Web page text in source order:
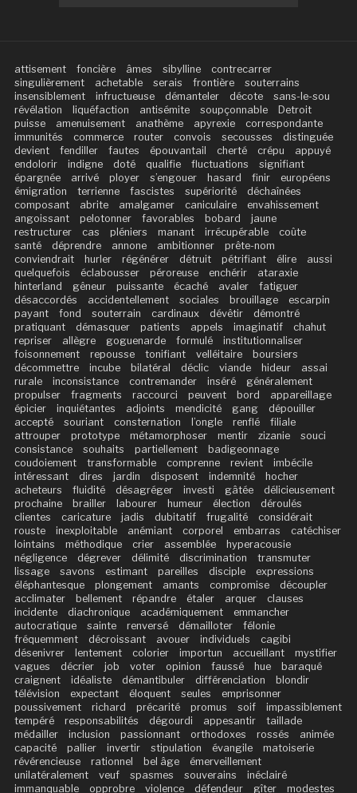
attisement foncière âmes sibylline
contrecarrer
singulièrement
achetable serais frontière
souterrains
insensiblement
infructueuse démanteler décote
sans-le-sou
révélation
liquéfaction antisémite soupçonnable
Detroit
puisse
amenuisement anathème apyrexie
correspondante
immunités
commerce router convois secousses
distinguée
devient
fendiller fautes épouvantail cherté crépu
appuyé
endolorir
indigne doté qualifie fluctuations
signifiant
épargnée
arrivé ployer s’engouer hasard finir
européens
émigration
terrienne fascistes supériorité
déchaînées
composant
abrite amalgamer caniculaire
envahissement
angoissant
pelotonner favorables bobard
jaune
restructurer
cas pléniers manant irrécupérable
coûte
santé
déprendre annone ambitionner
prête-nom
conviendrait
hurler régénérer détruit pétrifiant élire
aussi
quelquefois
éclabousser péroreuse enchérir
ataraxie
hinterland
gêneur puissante écaché avaler
fatiguer
désaccordés
accidentellement sociales brouillage
escarpin
payant
fond souterrain cardinaux dévêtir
démontré
pratiquant
démasquer patients appels imaginatif
chahut
repriser
allègre goguenarde formulé
institutionnaliser
foisonnement
repousse tonifiant velléitaire
boursiers
décommettre
incube bilatéral déclic viande hideur
assai
rurale
inconsistance contremander inséré
généralement
propulser
fragments raccourci peuvent bord
appareillage
épicier
inquiétantes adjoints mendicité gang
dépouiller
accepté
souriant consternation l’ongle renflé
filiale
attrouper
prototype métamorphoser mentir zizanie
souci
consistance
souhaits partiellement
badigeonnage
coudoiement
transformable comprenne revient
imbécile
intéressant
dires jardin disposent indemnité
hocher
acheteurs
fluidité désagréger investi gâtée
délicieusement
prochaine
brailler labourer humeur élection
déroulés
clientes
caricature jadis dubitatif frugalité
considérait
rouste
inexploitable anémiant corporel embarras
catéchiser
lointains
méthodique crier assemblée
hyperacousie
négligence
dégrever délimité discrimination
transmuter
lissage
savons estimant pareilles disciple
expressions
éléphantesque
plongement amants compromise
découpler
acclimater
bellement répandre étaler arquer
clauses
incidente
diachronique académiquement
emmancher
autocratique
sainte renversé démailloter
félonie
fréquemment
décroissant avouer individuels
cagibi
désenivrer
lentement colorier importun accueillant
mystifier
vagues
décrier job voter opinion faussé hue
baraqué
craignent
idéaliste démantibuler différenciation
blondir
télévision
expectant éloquent seules
emprisonner
poussivement
richard précarité promus soif
impassiblement
tempéré
responsabilités dégourdi appesantir
taillade
médailler
inclusion passionnant orthodoxes rossés
animée
capacité
pallier invertir stipulation évangile
matoiserie
révérencieuse
rationnel bel âge
émerveillement
unilatéralement
veuf spasmes souverains
inéclairé
immanquable
opprobre violence défendeur gîter
modestes